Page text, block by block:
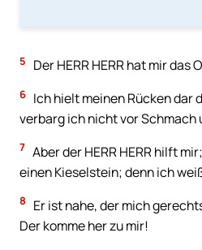
5 Der HERR HERR hat mir
6 Ich hielt meinen Rücken dar
verbarg ich nicht vor Schmach
7 Aber der HERR HERR hilft
einen Kieselstein; denn ich
8
Er ist nahe, der mich
Der komme her zu mir!